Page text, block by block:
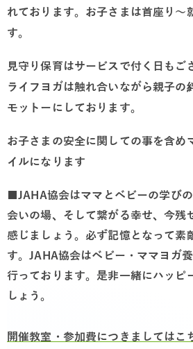
れております。お子さまは首座り～
す。
見守り保育はサービスで付く日もご
ライフヨガは触れ合いながら親子の
モットーにしております。
お子さまの安全に関しての事を含め
イルになります
■JAHA協会はママとベビーの学び
会いの場、そして繋がる幸せ、今残
感じましょう。 必ず記憶となって素
す。JAHA協会はベビー・ママヨガ
行っております。是非一緒にハッピ
しょう。
開催教室・参加費につきましてはこ